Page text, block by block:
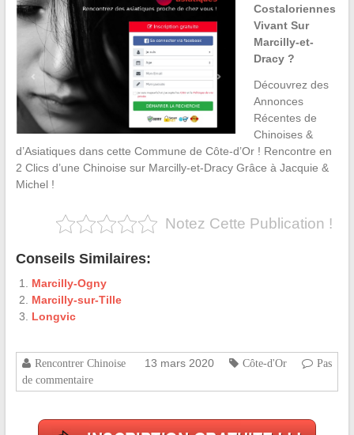
Costaloriennes
Vivant Sur
Marcilly-et-
Dracy ?
Découvrez des
Annonces
Récentes de
Chinoises &
d’Asiatiques dans cette Commune de Côte-d’Or ! Rencontre en
2 Clics d’une Chinoise sur Marcilly-et-Dracy Grâce à Jacquie &
Michel !
Notez Cette Publication !
Conseils Similaires:
Marcilly-Ogny
Marcilly-sur-Tille
Longvic
Rencontrer Chinoise 13 mars 2020 Côte-d'Or
Pas
de commentaire